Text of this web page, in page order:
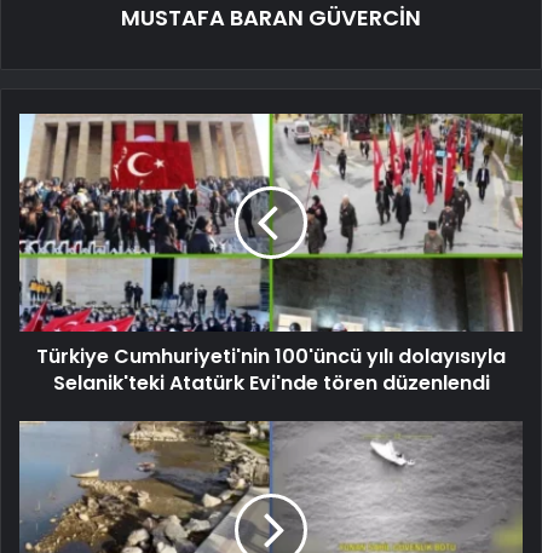
MUSTAFA BARAN GÜVERCİN
Türkiye Cumhuriyeti'nin 100'üncü yılı dolayısıyla
Selanik'teki Atatürk Evi'nde tören düzenlendi